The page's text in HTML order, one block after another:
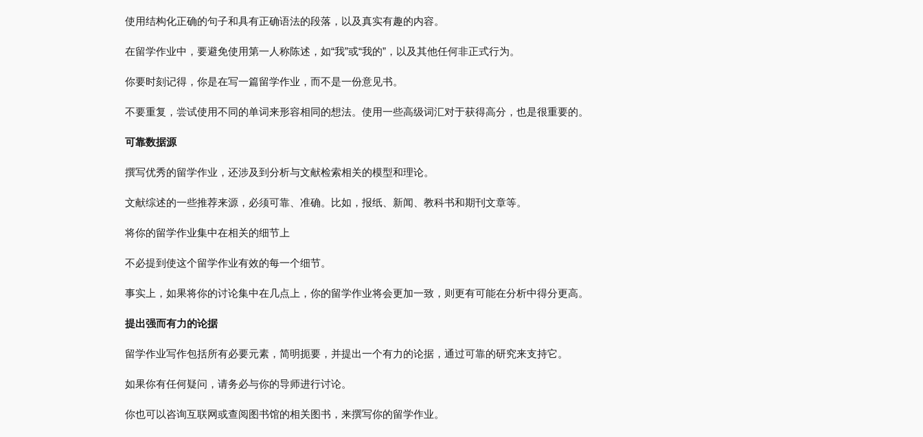
使用结构化正确的句子和具有正确语法的段落，以及真实有趣的内容。
在留学作业中，要避免使用第一人称陈述，如“我”或“我的”，以及其他任何非正式行为。
你要时刻记得，你是在写一篇留学作业，而不是一份意见书。
不要重复，尝试使用不同的单词来形容相同的想法。使用一些高级词汇对于获得高分，也是很重要的。
可靠数据源
撰写优秀的留学作业，还涉及到分析与文献检索相关的模型和理论。
文献综述的一些推荐来源，必须可靠、准确。比如，报纸、新闻、教科书和期刊文章等。
将你的留学作业集中在相关的细节上
不必提到使这个留学作业有效的每一个细节。
事实上，如果将你的讨论集中在几点上，你的留学作业将会更加一致，则更有可能在分析中得分更高。
提出强而有力的论据
留学作业写作包括所有必要元素，简明扼要，并提出一个有力的论据，通过可靠的研究来支持它。
如果你有任何疑问，请务必与你的导师进行讨论。
你也可以咨询互联网或查阅图书馆的相关图书，来撰写你的留学作业。